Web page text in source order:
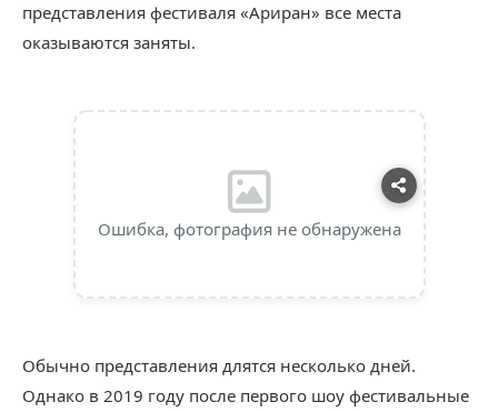
представления фестиваля «Ариран» все места
оказываются заняты.
Ошибка, фотография не обнаружена
Обычно представления длятся несколько дней.
Однако в 2019 году после первого шоу фестивальные